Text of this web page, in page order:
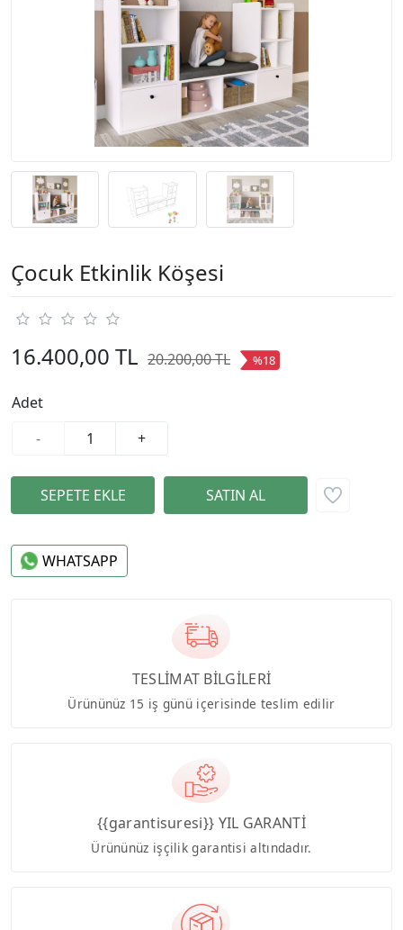
Çocuk Etkinlik Köşesi
16.400,00 TL 20.200,00 TL %18
Adet
-
+
WHATSAPP
TESLİMAT BİLGİLERİ
Ürününüz 15 iş günü içerisinde teslim edilir
{{garantisuresi}} YIL GARANTİ
Ürününüz işçilik garantisi altındadır.